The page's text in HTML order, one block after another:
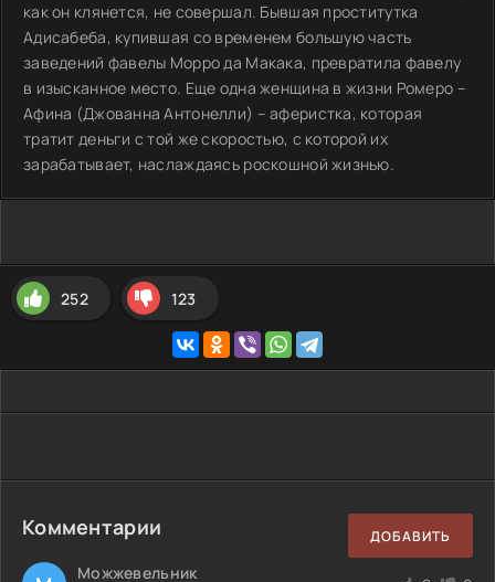
как он клянется, не совершал. Бывшая проститутка
Адисабеба, купившая со временем большую часть
заведений фавелы Морро да Макака, превратила фавелу
в изысканное место. Еще одна женщина в жизни Ромеро –
Афина (Джованна Антонелли) – аферистка, которая
тратит деньги с той же скоростью, с которой их
зарабатывает, наслаждаясь роскошной жизнью.
252 123
Комментарии ДОБАВИТЬ
Можжевельник